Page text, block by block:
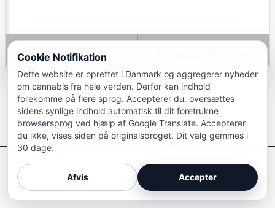
💬
Afkriminaliser Cannabis
Cookie Notifikation
Dette website er oprettet i Danmark og aggregerer nyheder
om cannabis fra hele verden. Derfor kan indhold
forekomme på flere sprog. Accepterer du, oversættes
sidens synlige indhold automatisk til dit foretrukne
browsersprog ved hjælp af Google Translate. Accepterer
du ikke, vises siden på originalsproget. Dit valg gemmes i
30 dage.
Afvis Accepter